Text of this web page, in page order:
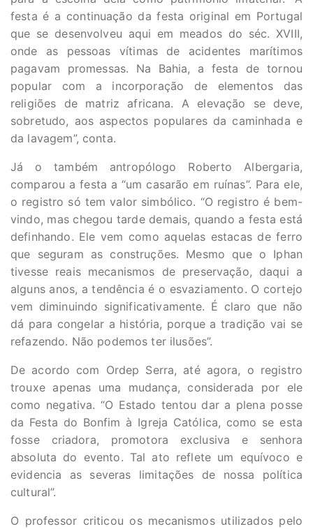
festa é a continuação da festa original em Portugal
que se desenvolveu aqui em meados do séc. XVIII,
onde as pessoas vítimas de acidentes marítimos
pagavam promessas. Na Bahia, a festa de tornou
popular com a incorporação de elementos das
religiões de matriz africana. A elevação se deve,
sobretudo, aos aspectos populares da caminhada e
da lavagem”, conta.
Já o também antropólogo Roberto Albergaria,
comparou a festa a “um casarão em ruínas”. Para ele,
o registro só tem valor simbólico. “O registro é bem-
vindo, mas chegou tarde demais, quando a festa está
definhando. Ele vem como aquelas estacas de ferro
que seguram as construções. Mesmo que o Iphan
tivesse reais mecanismos de preservação, daqui a
alguns anos, a tendência é o esvaziamento. O cortejo
vem diminuindo significativamente. É claro que não
dá para congelar a história, porque a tradição vai se
refazendo. Não podemos ter ilusões”.
De acordo com Ordep Serra, até agora, o registro
trouxe apenas uma mudança, considerada por ele
como negativa. “O Estado tentou dar a plena posse
da Festa do Bonfim à Igreja Católica, como se esta
fosse criadora, promotora exclusiva e senhora
absoluta do evento. Tal ato reflete um equívoco e
evidencia as severas limitações de nossa política
cultural”.
O professor criticou os mecanismos utilizados pelo